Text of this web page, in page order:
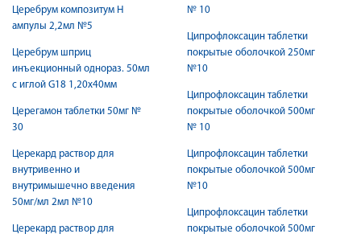
Церебрум композитум Н
ампулы 2,2мл №5
Церебрум шприц
инъекционный однораз. 50мл
с иглой G18 1,20х40мм
Церегамон таблетки 50мг №
30
Церекард раствор для
внутривенно и
внутримышечно введения
50мг/мл 2мл №10
Церекард раствор для
№ 10
Ципрофлоксацин таблетки
покрытые оболочкой 250мг
№10
Ципрофлоксацин таблетки
покрытые оболочкой 500мг
№ 10
Ципрофлоксацин таблетки
покрытые оболочкой 500мг
№10
Ципрофлоксацин таблетки
покрытые оболочкой 500мг